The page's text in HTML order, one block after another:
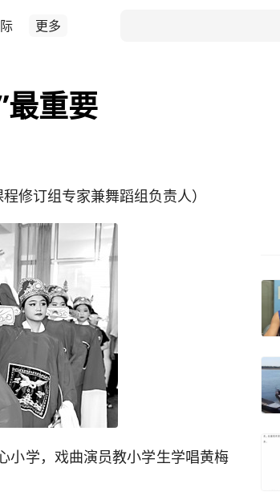
更多
最重要
修订组专家兼舞蹈组负责人）
小学，戏曲演员教小学生学唱黄梅